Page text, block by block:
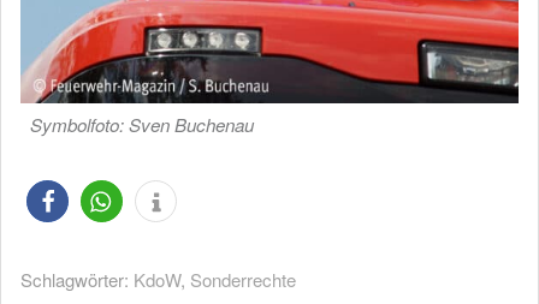
Symbolfoto: Sven Buchenau
Schlagwörter: KdoW, Sonderrechte